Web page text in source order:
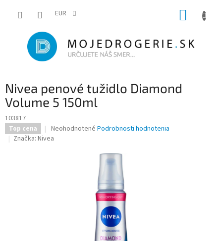
EUR
Nivea penové tužidlo Diamond
Volume 5 150ml
103817
Top cena
Priemerné
hodnotenie
Neohodnotené Podrobnosti hodnotenia
Značka: Nivea